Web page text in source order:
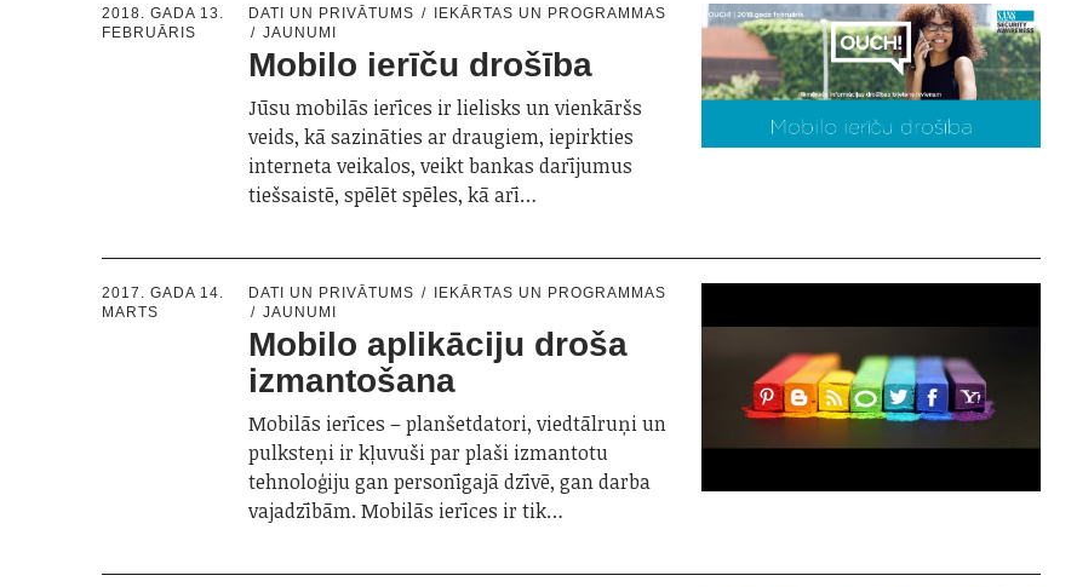
2018. GADA 13.
FEBRUĀRIS
DATI UN PRIVĀTUMS
IEKĀRTAS UN PROGRAMMAS
JAUNUMI
Mobilo ierīču drošība
Jūsu mobilās ierīces ir lielisks un vienkāršs
veids, kā sazināties ar draugiem, iepirkties
interneta veikalos, veikt bankas darījumus
tiešsaistē, spēlēt spēles, kā arī…
2017. GADA 14.
MARTS
DATI UN PRIVĀTUMS
IEKĀRTAS UN PROGRAMMAS
JAUNUMI
Mobilo aplikāciju droša
izmantošana
Mobilās ierīces – planšetdatori, viedtālruņi un
pulksteņi ir kļuvuši par plaši izmantotu
tehnoloģiju gan personīgajā dzīvē, gan darba
vajadzībām. Mobilās ierīces ir tik…